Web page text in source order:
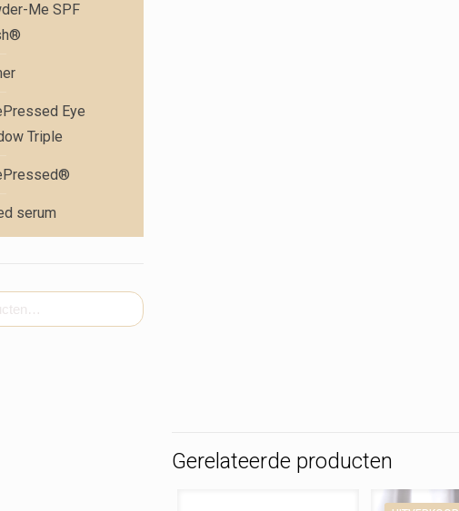
Gerelateerde producten
Me SPF
Eye
Triple
serum